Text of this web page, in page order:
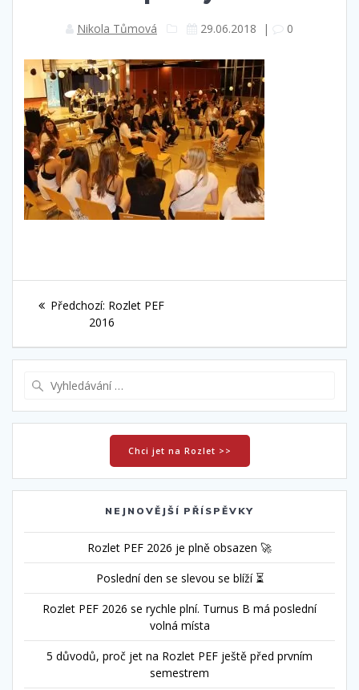
Nikola Tůmová 29.06.2018 | 0
Navigace
příspěvek
Předchozí: Předchozí
příspěvek:
Rozlet PEF
2016
Chci jet na Rozlet >>
NEJNOVĚJŠÍ PŘÍSPĚVKY
Rozlet PEF 2026 je plně obsazen 🚀
Poslední den se slevou se blíží ⏳
Rozlet PEF 2026 se rychle plní. Turnus B má poslední
volná místa
5 důvodů, proč jet na Rozlet PEF ještě před prvním
semestrem